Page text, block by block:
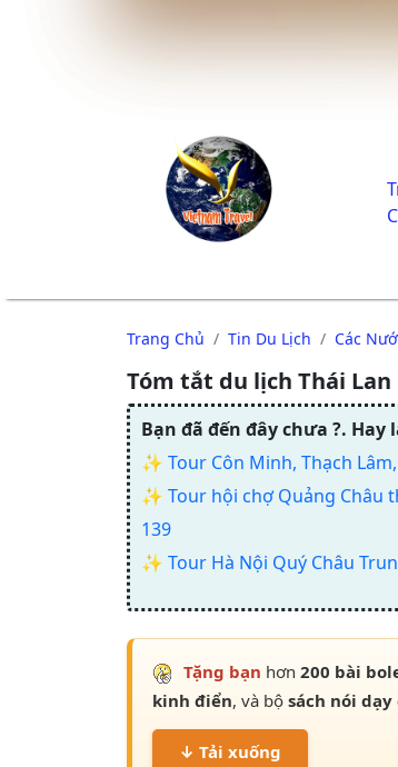
Trang Chủ Tin Du Lịch Các
Tóm tắt du lịch Thái Lan
Bạn đã đến đây chưa ?. Hay
✨ Tour Côn Minh, Thạch
✨ Tour hội chợ Quảng Châu
139
✨ Tour Hà Nội Quý Châu
Tặng bạn hơn 200 bài
kinh điển, và bộ sách nói
↓ Tải xuống